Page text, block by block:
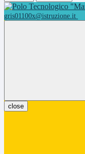
gris01100x@istruzione.it
close